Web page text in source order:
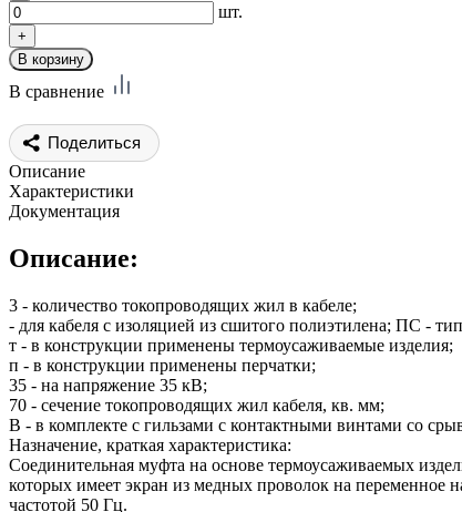
шт.
В сравнение
Поделиться
Описание
Характеристики
Документация
Описание:
3 - количество токопроводящих жил в кабеле;
- для кабеля с изоляцией из сшитого полиэтилена; ПС -
т - в конструкции применены термоусаживаемые изделия;
п - в конструкции применены перчатки;
35 - на напряжение 35 кВ;
70 - сечение токопроводящих жил кабеля, кв. мм;
В - в комплекте с гильзами с контактными винтами со
Назначение, краткая характеристика:
Соединительная муфта на основе термоусаживаемых
которых имеет экран из медных проволок на переменное
частотой 50 Гц.